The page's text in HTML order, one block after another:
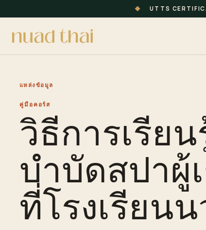
◆ UTTS
แหล่งข้อมูล
คู่มือคอร์ส
วิธีการเรีย
บำบัดสปาผู้
ที่โรงเรียน